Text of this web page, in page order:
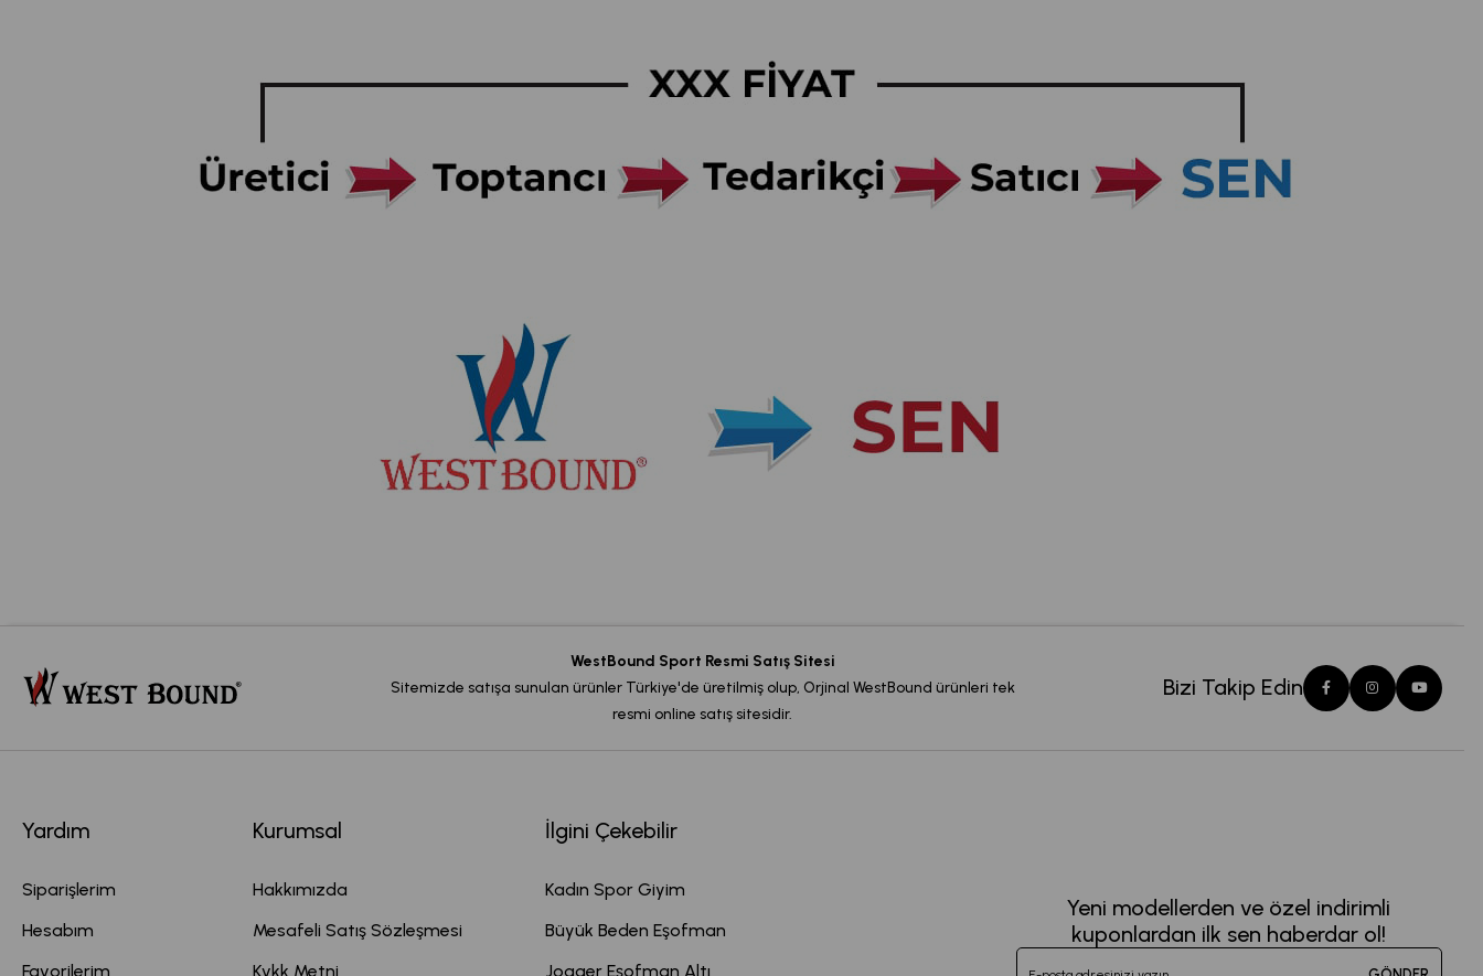
WestBound Sport Resmi Satış Sitesi
Sitemizde satışa sunulan ürünler Türkiye'de üretilmiş olup, Orjinal WestBound ürünleri tek
resmi online satış sitesidir.
Bizi Takip Edin
Yardım
Siparişlerim
Hesabım
Favorilerim
Kurumsal
Hakkımızda
Mesafeli Satış Sözleşmesi
Kvkk Metni
İlgini Çekebilir
Kadın Spor Giyim
Büyük Beden Eşofman
Jogger Eşofman Altı
Yeni modellerden ve özel indirimli
kuponlardan ilk sen haberdar ol!